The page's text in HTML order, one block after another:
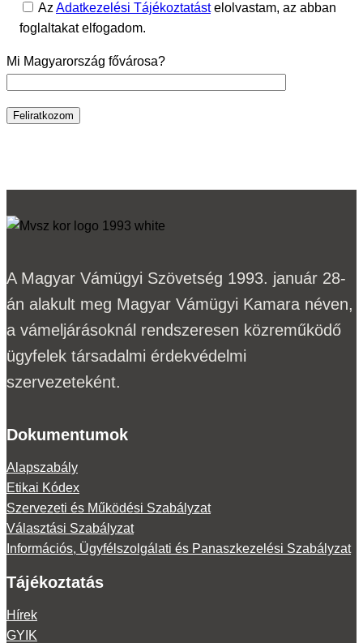
Az Adatkezelési Tájékoztatástelolvastam, az abban
foglaltakat elfogadom.
Mi Magyarország fővárosa?
A Magyar Vámügyi Szövetség 1993. január 28-
án alakult meg Magyar Vámügyi Kamara néven,
a vámeljárásoknál rendszeresen közreműködő
ügyfelek társadalmi érdekvédelmi
szervezeteként.
Dokumentumok
Alapszabály
Etikai Kódex
Szervezeti és Működési Szabályzat
Választási Szabályzat
Információs, Ügyfélszolgálati és Panaszkezelési Szabályzat
Tájékoztatás
Hírek
GYIK